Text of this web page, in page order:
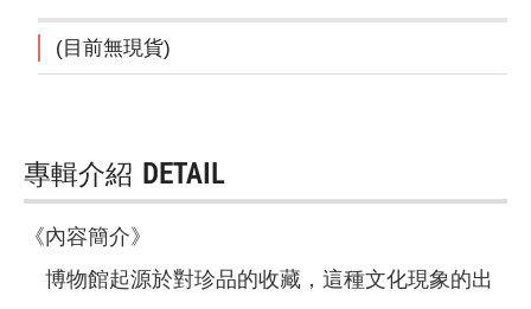
(目前無現貨)
專輯介紹 DETAIL
《內容簡介》
博物館起源於對珍品的收藏，這種文化現象的出